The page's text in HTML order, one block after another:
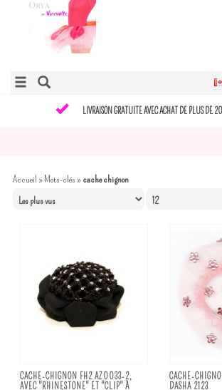
LIVRAISON GRATUITE AVEC ACHAT DE PLUS DE
Accueil »Mots-clés »cache chignon
CACHE-CHIGNON FH2 AZ0033-2,
AVEC "RHINESTONE" ET "CLIP" À
CACHE-
DASHA 2123